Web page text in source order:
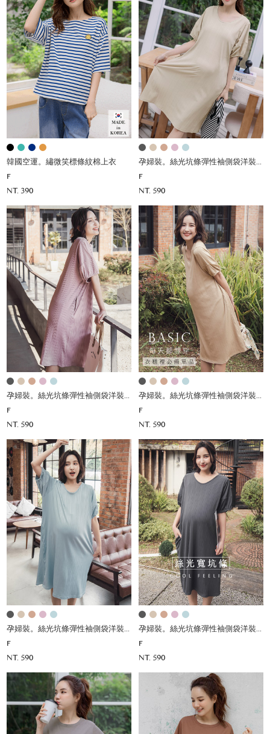
韓國空運。繡微笑標條紋棉上衣
F
NT. 390
孕婦裝。絲光坑條彈性袖側袋洋裝(彈)
F
NT. 590
孕婦裝。絲光坑條彈性袖側袋洋裝(彈)
F
NT. 590
孕婦裝。絲光坑條彈性袖側袋洋裝(彈)
F
NT. 590
孕婦裝。絲光坑條彈性袖側袋洋裝(彈)
F
NT. 590
孕婦裝。絲光坑條彈性袖側袋洋裝(彈)
F
NT. 590